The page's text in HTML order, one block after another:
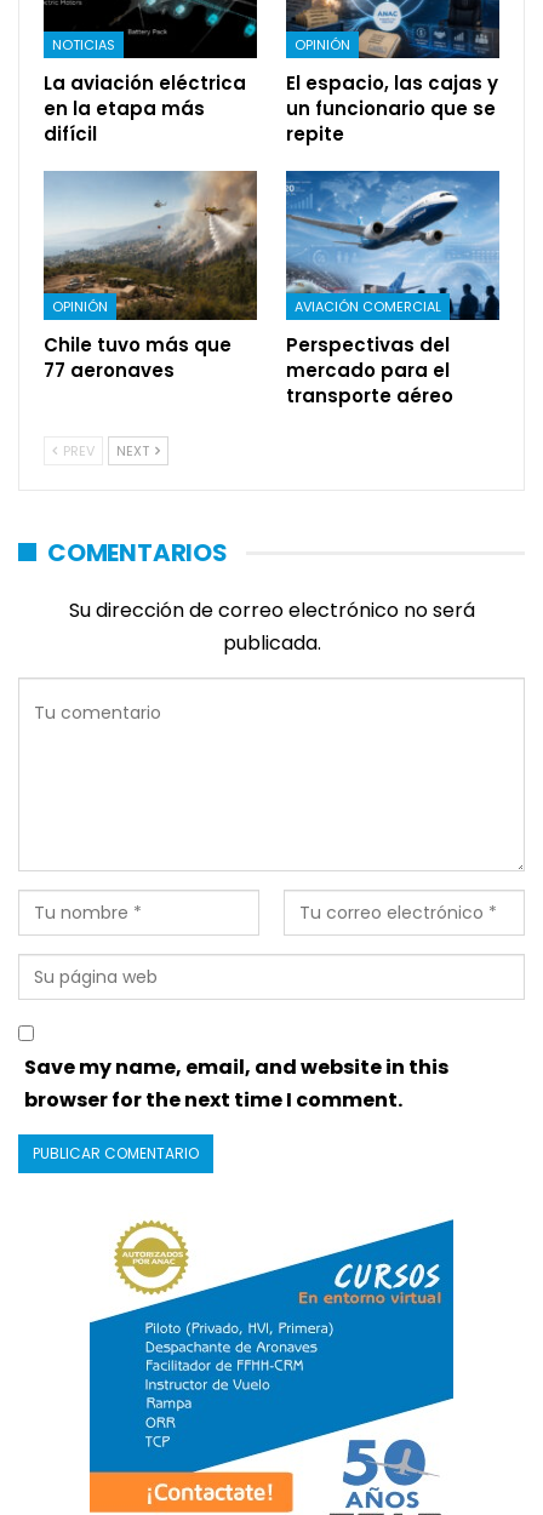
NOTICIAS
La aviación eléctrica
en la etapa más
difícil
OPINIÓN
El espacio, las cajas y
un funcionario que se
repite
OPINIÓN
Chile tuvo más que
77 aeronaves
AVIACIÓN COMERCIAL
Perspectivas del
mercado para el
transporte aéreo
PREV NEXT
COMENTARIOS
Su dirección de correo electrónico no será
publicada.
Save my name, email, and website in this
browser for the next time I comment.